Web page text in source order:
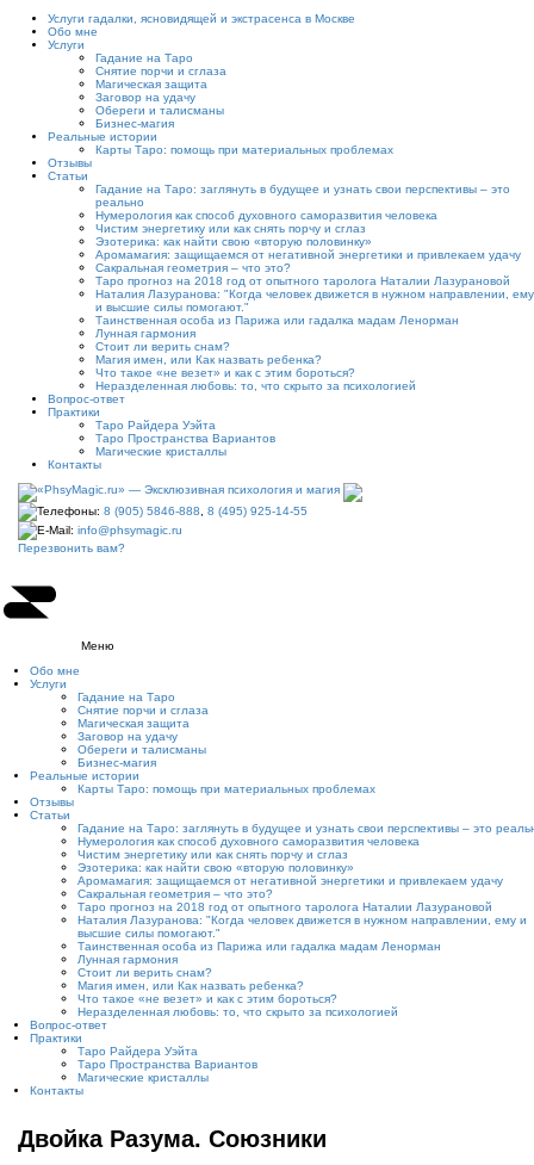
Услуги гадалки, ясновидящей и экстрасенса в Москве
Обо мне
Услуги
Гадание на Таро
Снятие порчи и сглаза
Магическая защита
Заговор на удачу
Обереги и талисманы
Бизнес-магия
Реальные истории
Карты Таро: помощь при материальных проблемах
Отзывы
Статьи
Гадание на Таро: заглянуть в будущее и узнать свои перспективы – это
реально
Нумерология как способ духовного саморазвития человека
Чистим энергетику или как снять порчу и сглаз
Эзотерика: как найти свою «вторую половинку»
Аромамагия: защищаемся от негативной энергетики и привлекаем удачу
Сакральная геометрия – что это?
Таро прогноз на 2018 год от опытного таролога Наталии Лазурановой
Наталия Лазуранова: "Когда человек движется в нужном направлении, ему
и высшие силы помогают."
Таинственная особа из Парижа или гадалка мадам Ленорман
Лунная гармония
Стоит ли верить снам?
Магия имен, или Как назвать ребенка?
Что такое «не везет» и как с этим бороться?
Неразделенная любовь: то, что скрыто за психологией
Вопрос-ответ
Практики
Таро Райдера Уэйта
Таро Пространства Вариантов
Магические кристаллы
Контакты
Телефоны: 8 (905) 5846-888
8 (495) 925-14-55
E-Mail: info@phsymagic.ru
Перезвонить вам?
Меню
Обо мне
Услуги
Гадание на Таро
Снятие порчи и сглаза
Магическая защита
Заговор на удачу
Обереги и талисманы
Бизнес-магия
Реальные истории
Карты Таро: помощь при материальных проблемах
Отзывы
Статьи
Гадание на Таро: заглянуть в будущее и узнать свои перспективы – это
Нумерология как способ духовного саморазвития человека
Чистим энергетику или как снять порчу и сглаз
Эзотерика: как найти свою «вторую половинку»
Аромамагия: защищаемся от негативной энергетики и привлекаем удачу
Сакральная геометрия – что это?
Таро прогноз на 2018 год от опытного таролога Наталии Лазурановой
Наталия Лазуранова: "Когда человек движется в нужном направлении, ему и
высшие силы помогают."
Таинственная особа из Парижа или гадалка мадам Ленорман
Лунная гармония
Стоит ли верить снам?
Магия имен, или Как назвать ребенка?
Что такое «не везет» и как с этим бороться?
Неразделенная любовь: то, что скрыто за психологией
Вопрос-ответ
Практики
Таро Райдера Уэйта
Таро Пространства Вариантов
Магические кристаллы
Контакты
Двойка Разума. Союзники